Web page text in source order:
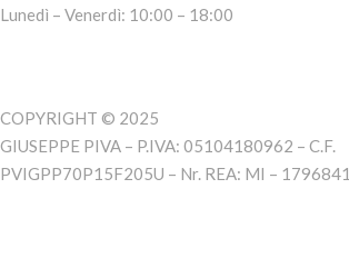
Lunedì – Venerdì: 10:00 – 18:00
COPYRIGHT © 2025
GIUSEPPE PIVA – P.IVA: 05104180962 – C.F.
PVIGPP70P15F205U – Nr. REA: MI – 1796841